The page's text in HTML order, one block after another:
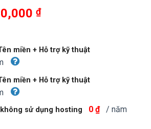
₫.
₫Giá
là:
miền + Hỗ trợ kỹ thuật
miền + Hỗ trợ kỹ thuật
sử dụng hosting 0 ₫ / năm